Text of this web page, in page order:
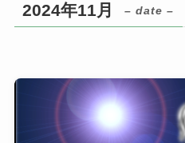
2024年11月 – date –